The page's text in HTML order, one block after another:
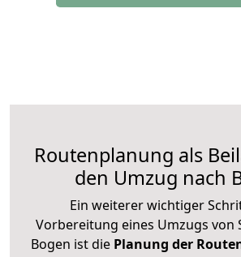
Routenplanung als
den Umzug nach
Ein weiterer wichtiger
Vorbereitung eines Umzugs von
Bogen ist diePlanung der